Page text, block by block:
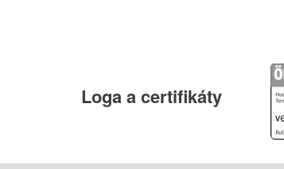
Logaa certifikáty